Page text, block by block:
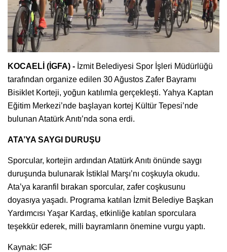
KOCAELİ (İGFA) - İzmit Belediyesi Spor İşleri Müdürlüğü
tarafından organize edilen 30 Ağustos Zafer Bayramı
Bisiklet Korteji, yoğun katılımla gerçekleşti. Yahya Kaptan
Eğitim Merkezi’nde başlayan kortej Kültür Tepesi’nde
bulunan Atatürk Anıtı’nda sona erdi.
ATA’YA SAYGI DURUŞU
Sporcular, kortejin ardından Atatürk Anıtı önünde saygı
duruşunda bulunarak İstiklal Marşı’nı coşkuyla okudu.
Ata’ya karanfil bırakan sporcular, zafer coşkusunu
doyasıya yaşadı. Programa katılan İzmit Belediye Başkan
Yardımcısı Yaşar Kardaş, etkinliğe katılan sporculara
teşekkür ederek, milli bayramların önemine vurgu yaptı.
Kaynak: IGF